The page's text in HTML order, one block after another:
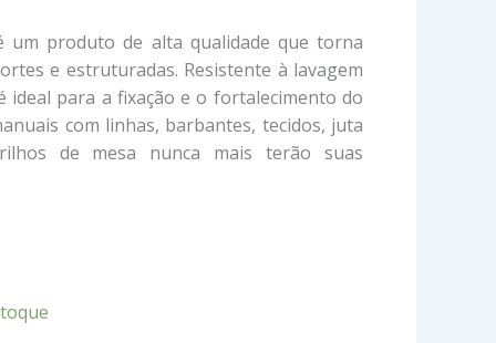
um produto de alta qualidade que torna
e estruturadas. Resistente à lavagem
ideal para a fixação e o fortalecimento do
com linhas, barbantes, tecidos, juta
de mesa nunca mais terão suas